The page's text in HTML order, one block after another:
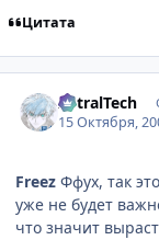
Цитата
AstralTech
15 Октября,
Freez Ффух, так
уже не будет
что значит